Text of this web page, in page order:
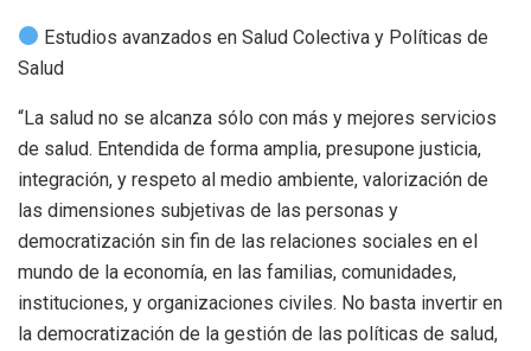
Estudios avanzados en Salud Colectiva y Políticas de
Salud
“La salud no se alcanza sólo con más y mejores servicios
de salud. Entendida de forma amplia, presupone justicia,
integración, y respeto al medio ambiente, valorización de
las dimensiones subjetivas de las personas y
democratización sin fin de las relaciones sociales en el
mundo de la economía, en las familias, comunidades,
instituciones, y organizaciones civiles. No basta invertir en
la democratización de la gestión de las políticas de salud,